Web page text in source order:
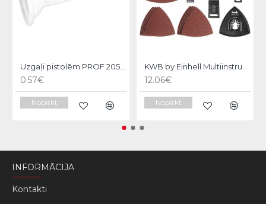
Uzgaļi pistolēm PROF 2050-18..., Hardy
0.57€
Nopirkt
KWB by Einhell Multiinstrumenta piederumu komplekts 17gb.
12.06€
Nopirkt
INFORMĀCIJA
Kontakti